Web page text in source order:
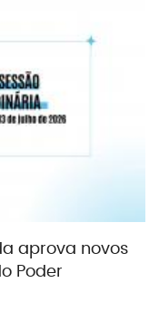
aprova novos
Poder